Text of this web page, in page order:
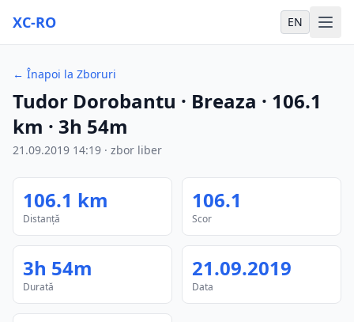
XC-RO EN
← Înapoi la Zboruri
Tudor Dorobantu · Breaza · 106.1
km · 3h 54m
21.09.2019 14:19 · zbor liber
106.1 km
Distanță
106.1
Scor
3h 54m
Durată
21.09.2019
Data